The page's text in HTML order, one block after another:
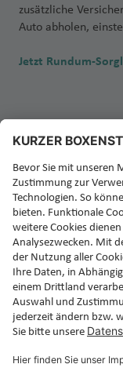
zusätzliche
Auto abholen,
Jetzt Rundum-
Sicherheit und